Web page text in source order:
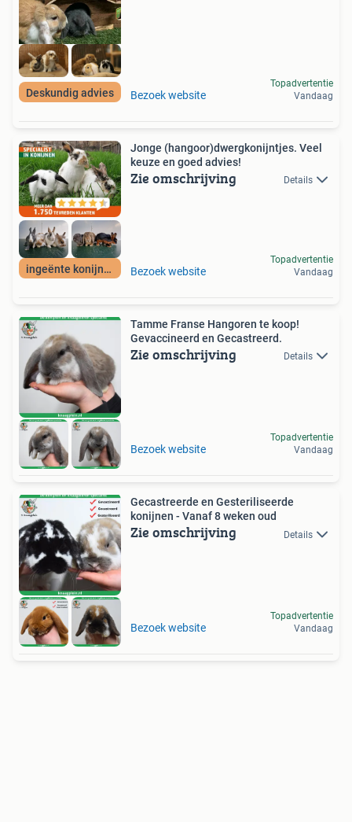
Deskundig advies Bezoek website
Topadvertentie
Vandaag
ingeënte konijnen
Jonge (hangoor)dwergkonijntjes. Veel
keuze en goed advies!
Zie omschrijving Details
Bezoek website
Topadvertentie
Vandaag
Tamme Franse Hangoren te koop!
Gevaccineerd en Gecastreerd.
Zie omschrijving Details
Bezoek website
Topadvertentie
Vandaag
Gecastreerde en Gesteriliseerde
konijnen - Vanaf 8 weken oud
Zie omschrijving Details
Bezoek website
Topadvertentie
Vandaag